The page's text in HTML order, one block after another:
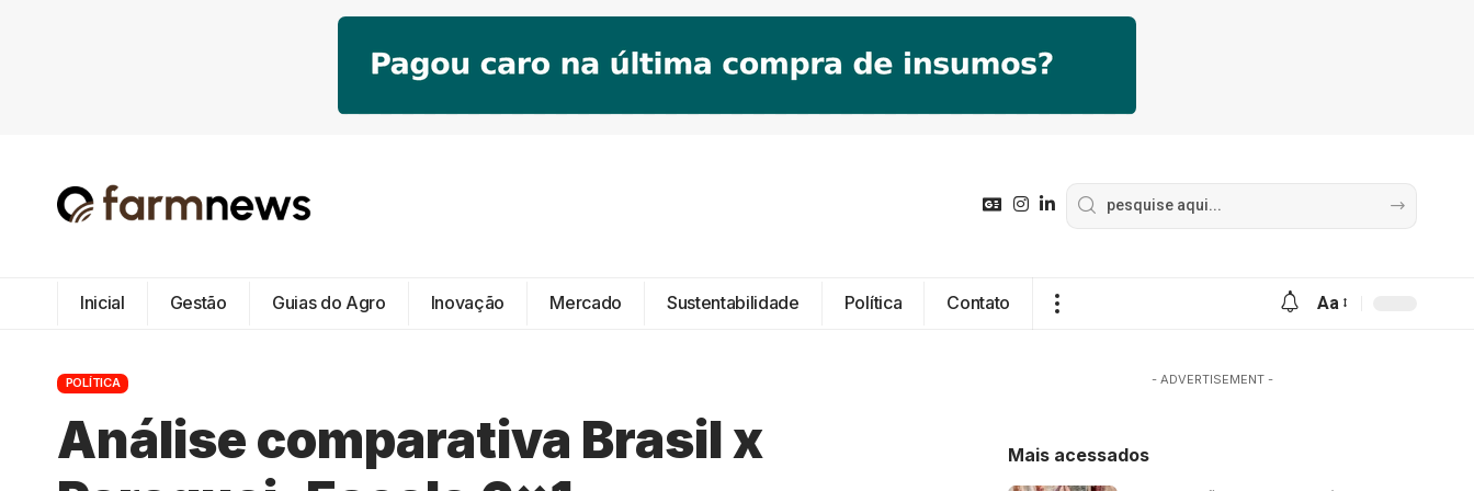
Inicial Gestão Guias do Agro Inovação Mercado Sustentabilidade Política Contato Aa
POLÍTICA
Análise comparativa Brasil x
- ADVERTISEMENT -
Mais acessados